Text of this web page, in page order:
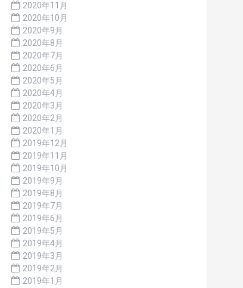
2020年11月
2020年10月
2020年9月
2020年8月
2020年7月
2020年6月
2020年5月
2020年4月
2020年3月
2020年2月
2020年1月
2019年12月
2019年11月
2019年10月
2019年9月
2019年8月
2019年7月
2019年6月
2019年5月
2019年4月
2019年3月
2019年2月
2019年1月